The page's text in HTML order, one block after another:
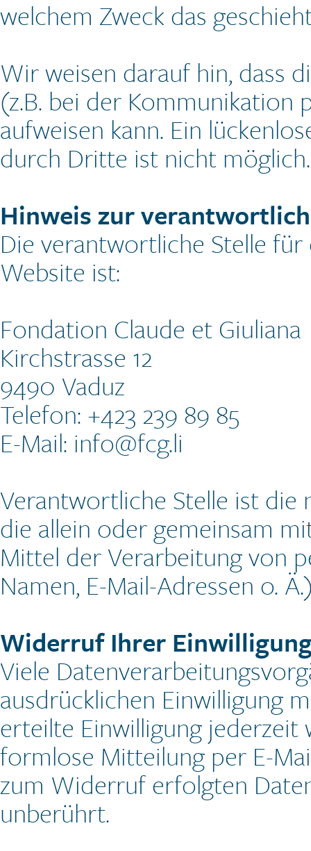
welchem Zweck das
Wir weisen darauf hin, dass
(z.B. bei der Kommunikation
aufweisen kann. Ein
durch Dritte ist nicht möglich.
Hinweis zur
Die verantwortliche Stelle
Website ist:
Fondation Claude et Giuliana
Kirchstrasse 12
9490 Vaduz
Telefon: +423 239 89 85
E-Mail: info@fcg.li
Verantwortliche Stelle ist die
die allein oder gemeinsam
Mittel der Verarbeitung von
Namen, E-Mail-Adressen o.
Widerruf Ihrer
Viele
ausdrücklichen Einwilligung
erteilte Einwilligung
formlose Mitteilung per E-
zum Widerruf erfolgten
unberührt.